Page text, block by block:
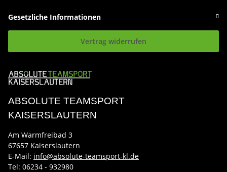
Gesetzliche Informationen
Vertrag widerrufen
ABSOLUTE TEAMSPORT
KAISERSLAUTERN
Am Warmfreibad 3
67657 Kaiserslautern
E-Mail: info@absolute-teamsport-kl.de
Tel: 06234 - 932980